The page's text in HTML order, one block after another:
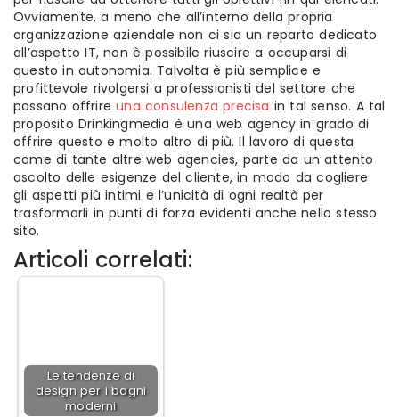
Ovviamente, a meno che all’interno della propria
organizzazione aziendale non ci sia un reparto dedicato
all’aspetto IT, non è possibile riuscire a occuparsi di
questo in autonomia. Talvolta è più semplice e
profittevole rivolgersi a professionisti del settore che
possano offrireuna consulenza precisa in tal senso. A tal
proposito Drinkingmedia è una web agency in grado di
offrire questo e molto altro di più. Il lavoro di questa
come di tante altre web agencies, parte da un attento
ascolto delle esigenze del cliente, in modo da cogliere
gli aspetti più intimi e l’unicità di ogni realtà per
trasformarli in punti di forza evidenti anche nello stesso
sito.
Articoli correlati:
Le tendenze di
design per i bagni
moderni